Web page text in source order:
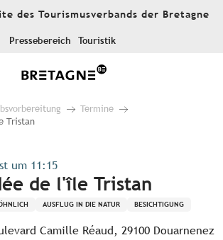
des Tourismusverbands der Bretagne
Pressebereich Touristik
Termine
Tristan
um 11:15
de l'île Tristan
AUSFLUG IN DIE NATUR BESICHTIGUNG
Camille Réaud, 29100 Douarnenez